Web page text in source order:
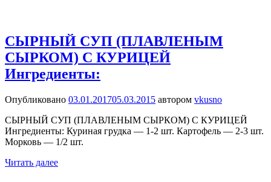
СЫРНЫЙ СУП (ПЛАВЛЕНЫМ
СЫРКОМ) С КУРИЦЕЙ
Ингредиенты:
Опубликовано 03.01.201705.03.2015 автором vkusno
СЫРНЫЙ СУП (ПЛАВЛЕНЫМ СЫРКОМ) С КУРИЦЕЙ
Ингредиенты: Куриная грудка — 1-2 шт. Картофель — 2-3 шт.
Морковь — 1/2 шт.
Читать далее